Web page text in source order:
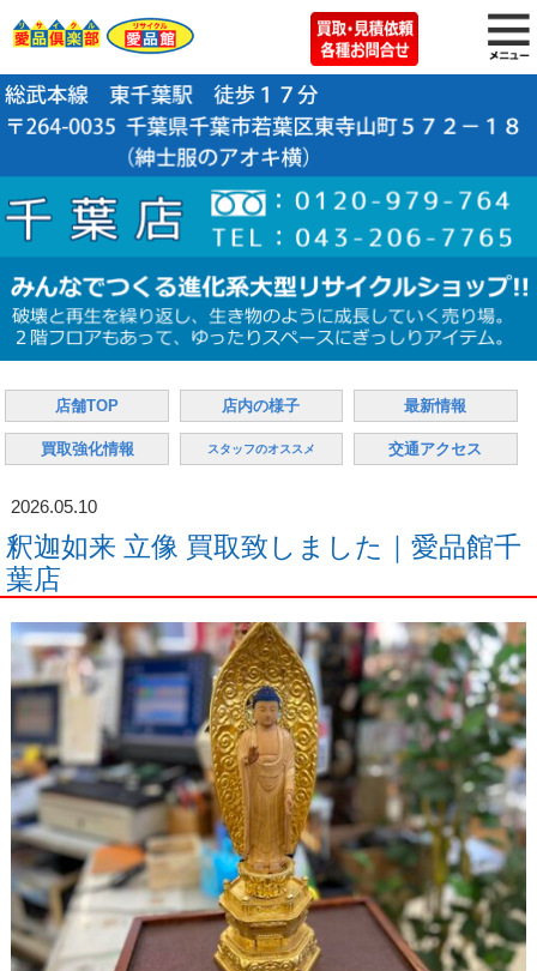
店舗TOP 店内の様子 最新情報
買取強化情報 スタッフのオススメ 交通アクセス
2026.05.10
釈迦如来 立像 買取致しました｜愛品館千
葉店